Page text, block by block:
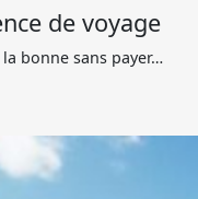
de voyage
bonne sans payer…